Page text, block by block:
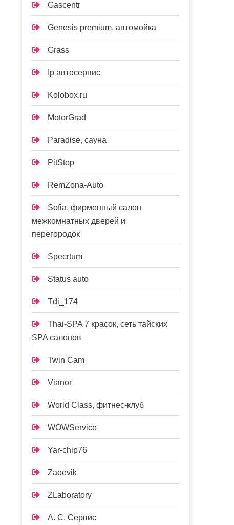
Gascentr
Genesis premium, автомойка
Grass
Ip автосервис
Kolobox.ru
MotorGrad
Paradise, сауна
PitStop
RemZona-Auto
Sofia, фирменный салон
межкомнатных дверей и
перегородок
Specrtum
Status auto
Tdi_174
Thai-SPA 7 красок, сеть тайских
SPA салонов
Twin Cam
Vianor
World Class, фитнес-клуб
WOWService
Yar-chip76
Zaoevik
ZLaboratory
А. С. Сервис